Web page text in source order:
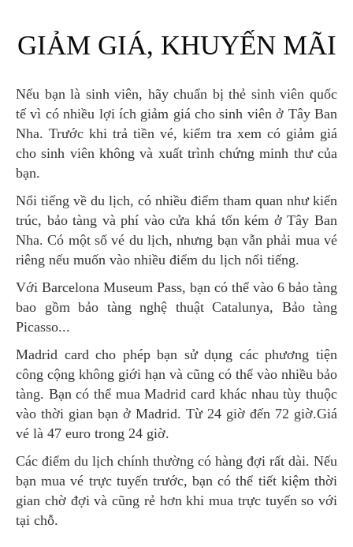
GIẢM GIÁ, KHUYẾN MÃI
Nếu bạn là sinh viên, hãy chuẩn bị thẻ sinh viên quốc
tế vì có nhiều lợi ích giảm giá cho sinh viên ở Tây Ban
Nha. Trước khi trả tiền vé, kiểm tra xem có giảm giá
cho sinh viên không và xuất trình chứng minh thư của
bạn.
Nổi tiếng về du lịch, có nhiều điểm tham quan như kiến
​​trúc, bảo tàng và phí vào cửa khá tốn kém ở Tây Ban
Nha. Có một số vé du lịch, nhưng bạn vẫn phải mua vé
riêng nếu muốn vào nhiều điểm du lịch nổi tiếng.
Với Barcelona Museum Pass, bạn có thể vào 6 bảo tàng
bao gồm bảo tàng nghệ thuật Catalunya, Bảo tàng
Picasso...
Madrid card cho phép bạn sử dụng các phương tiện
công cộng không giới hạn và cũng có thể vào nhiều bảo
tàng. Bạn có thể mua Madrid card khác nhau tùy thuộc
vào thời gian bạn ở Madrid. Từ 24 giờ đến 72 giờ.Giá
vé là 47 euro trong 24 giờ.
Các điểm du lịch chính thường có hàng đợi rất dài. Nếu
bạn mua vé trực tuyến trước, bạn có thể tiết kiệm thời
gian chờ đợi và cũng rẻ hơn khi mua trực tuyến so với
tại chỗ.